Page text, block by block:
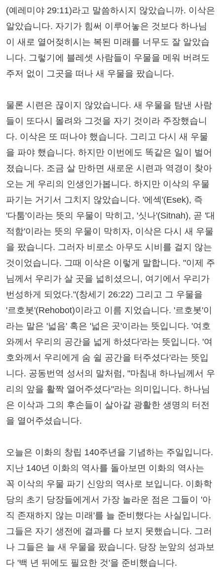
(예레미야 29:11)라고 말씀하시지 않았습니까. 이삭은
알았습니다. 자기가 힘써 이루어놓은 것보다 하나님
이 새로 열어젖히시는 복된 미래를 너무도 잘 알았습
니다. 그렇기에 블레셋 사람들이 우물을 메워 버려도
주저 없이 그곳을 떠나 새 우물을 팠습니다.
물론 시련은 끊이지 않았습니다. 새 우물을 탐낸 사람
들이 또다시 몰려와 그것을 자기 것이라 주장했습니
다. 이삭은 또 떠나야 했습니다. 그리고 다시 새 우물
을 파야 했습니다. 하지만 이번에도 똑같은 일이 벌어
졌습니다. 조금 살 만하면 새로운 시련과 역경이 찾아
오는 게 우리의 인생인가봅니다. 하지만 이삭의 우물
파기는 거기서 그치지 않았습니다. '에섹'(Esek), 즉
'다툼'이라는 뜻의 우물이 막히고, '싯나'(Sitnah), 곧 '대
적함'이라는 뜻의 우물이 막히자, 이삭은 다시 새 우물
을 팠습니다. 그러자 비로소 아무도 시비를 걸지 않는
것이었습니다. 그때 이삭은 이렇게 말합니다. "이제 주
님께서 우리가 살 곳을 넓히셨으니, 여기에서 우리가
번성하게 되었다."(창세기 26:22) 그리고 그 우물을
'르호봇'(Rehobot)이라고 이름 지었습니다. '르호봇'이
라는 말은 '넓음' 혹은 '넓은 곳'이라는 뜻입니다. '여호
와께서 우리의 공간을 넓게 하셨다'라는 뜻입니다. '여
호와께서 우리에게 숨 쉴 공간을 터주셨다'라는 뜻입
니다. 공동번역 성서의 말처럼, "마침내 하나님께서 우
리의 앞을 활짝 열어주셨다"라는 의미입니다. 하나님
은 이삭과 그의 후손들이 살아갈 광활한 생명의 터전
을 열어주셨습니다.
오늘은 이화의 창립 140주년을 기념하는 주일입니다.
지난 140년 이화의 역사를 돌아보면 이화의 역사는
꼭 이삭의 우물 파기 신앙의 역사로 보입니다. 이화학
당의 초기 당장들에게서 가장 놀라운 점은 그들이 '아
직 존재하지 않는 미래'를 늘 준비했다는 사실입니다.
그들은 자기 생전에 결과를 다 보지 못했습니다. 그러
나 그들은 늘 새 우물을 팠습니다. 당장 눈앞의 성과보
다 '백 년 뒤에도 필요한 것'을 준비했습니다.